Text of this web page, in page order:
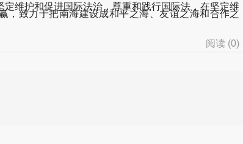
维护和促进国际法治，尊重和践行国际法，在坚定维
，致力于把南海建设成和平之海、友谊之海和合作之
阅读 (0)